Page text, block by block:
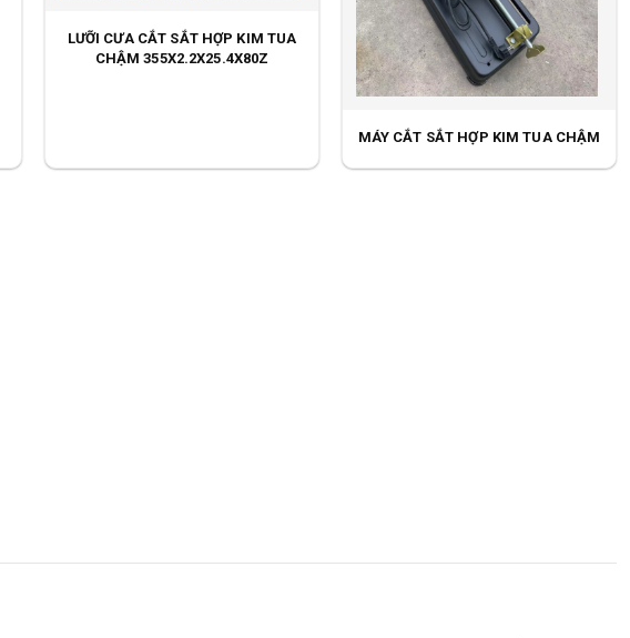
LƯỠI CƯA CẮT SẮT HỢP KIM TUA
CHẬM 355X2.2X25.4X80Z
MÁY CẮT SẮT HỢP KIM TUA CHẬM